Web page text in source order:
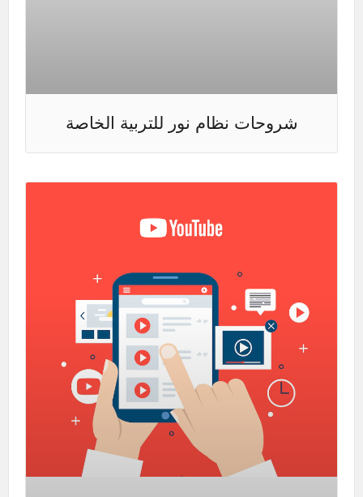
شروحات نظام نور للتربية الخاصة